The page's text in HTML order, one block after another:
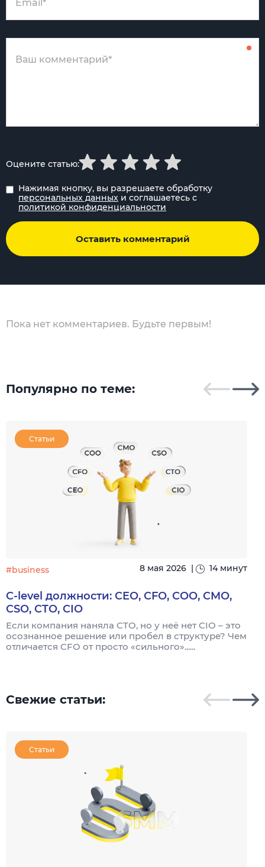
Нажимая кнопку, вы разрешаете обработку
персональных данных и соглашаетесь с
политикой конфиденциальности
Оставить комментарий
Оцените статью:
Пока нет комментариев. Будьте первым!
Популярно по теме:
Статьи
#business 8 мая 2026 | 14 минут
C-level должности: CEO, CFO, COO, CMO,
CSO, CTO, CIO
Если компания наняла CTO, но у неё нет CIO – это
осознанное решение или пробел в структуре? Чем
отличается CFO от просто «сильного»......
Свежие статьи:
Статьи